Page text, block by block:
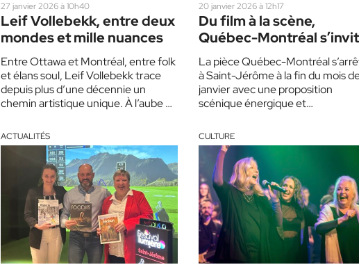
27 janvier 2026 à 10h40
Leif Vollebekk, entre deux
mondes et mille nuances
Entre Ottawa et Montréal, entre folk
et élans soul, Leif Vollebekk trace
depuis plus d’une décennie un
chemin artistique unique. À l’aube de
20 janvier 2026 à 12h17
Du film à la scène,
Québec-Montréal
à Saint-Jérôme
La pièce Québec-Montréal
à Saint-Jérôme à la fin du mois
janvier avec une proposition
scénique énergique et
ACTUALITÉS CULTURE